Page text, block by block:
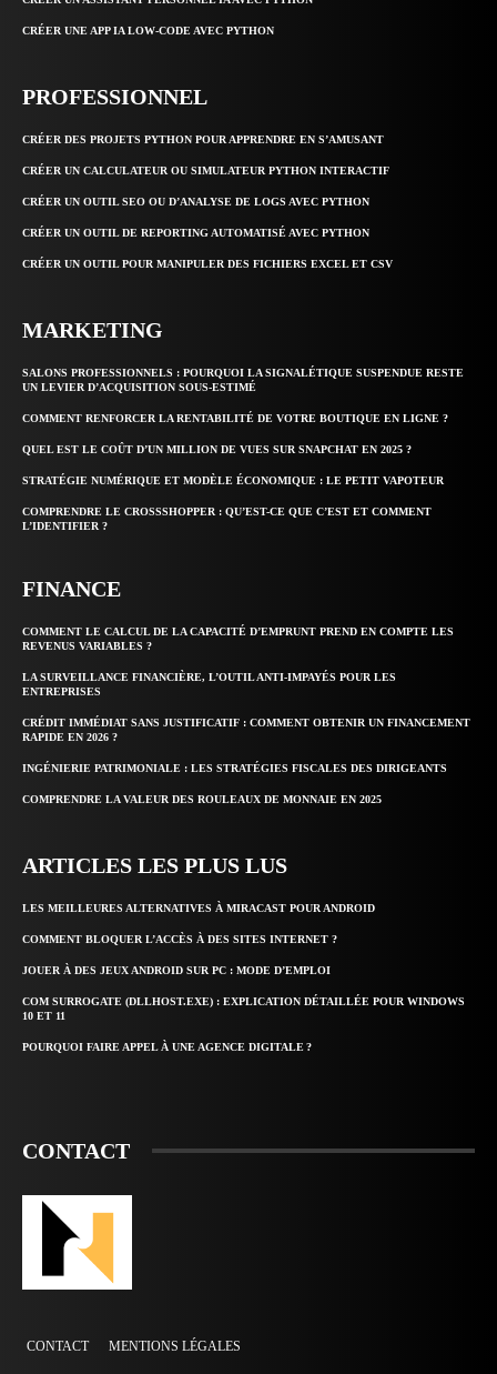
CRÉER UNE APP IA LOW-CODE AVEC PYTHON
PROFESSIONNEL
CRÉER DES PROJETS PYTHON POUR APPRENDRE EN S’AMUSANT
CRÉER UN CALCULATEUR OU SIMULATEUR PYTHON INTERACTIF
CRÉER UN OUTIL SEO OU D’ANALYSE DE LOGS AVEC PYTHON
CRÉER UN OUTIL DE REPORTING AUTOMATISÉ AVEC PYTHON
CRÉER UN OUTIL POUR MANIPULER DES FICHIERS EXCEL ET CSV
MARKETING
SALONS PROFESSIONNELS : POURQUOI LA SIGNALÉTIQUE SUSPENDUE RESTE
UN LEVIER D’ACQUISITION SOUS-ESTIMÉ
COMMENT RENFORCER LA RENTABILITÉ DE VOTRE BOUTIQUE EN LIGNE ?
QUEL EST LE COÛT D’UN MILLION DE VUES SUR SNAPCHAT EN 2025 ?
STRATÉGIE NUMÉRIQUE ET MODÈLE ÉCONOMIQUE : LE PETIT VAPOTEUR
COMPRENDRE LE CROSSSHOPPER : QU’EST-CE QUE C’EST ET COMMENT
L’IDENTIFIER ?
FINANCE
COMMENT LE CALCUL DE LA CAPACITÉ D’EMPRUNT PREND EN COMPTE LES
REVENUS VARIABLES ?
LA SURVEILLANCE FINANCIÈRE, L’OUTIL ANTI-IMPAYÉS POUR LES
ENTREPRISES
CRÉDIT IMMÉDIAT SANS JUSTIFICATIF : COMMENT OBTENIR UN FINANCEMENT
RAPIDE EN 2026 ?
INGÉNIERIE PATRIMONIALE : LES STRATÉGIES FISCALES DES DIRIGEANTS
COMPRENDRE LA VALEUR DES ROULEAUX DE MONNAIE EN 2025
ARTICLES LES PLUS LUS
LES MEILLEURES ALTERNATIVES À MIRACAST POUR ANDROID
COMMENT BLOQUER L’ACCÈS À DES SITES INTERNET ?
JOUER À DES JEUX ANDROID SUR PC : MODE D’EMPLOI
COM SURROGATE (DLLHOST.EXE) : EXPLICATION DÉTAILLÉE POUR WINDOWS
10 ET 11
POURQUOI FAIRE APPEL À UNE AGENCE DIGITALE ?
CONTACT
CONTACT MENTIONS LÉGALES